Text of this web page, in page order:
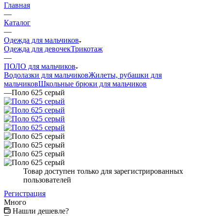
Главная
—
Каталог
—
Одежда для мальчиков
Одежда для девочекТрикотаж
—
ПОЛО для мальчиков
Водолазки для мальчиковЖилеты, рубашки для
мальчиковШкольные брюки для мальчиков
—Поло 625 серый
Товар доступен только для зарегистрированных
пользователей
Регистрация
Много
Нашли дешевле?